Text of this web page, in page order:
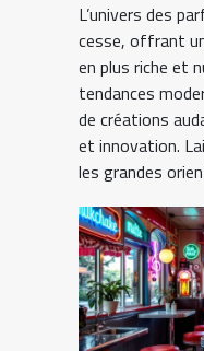
L’univers des
cesse, offrant
en plus riche et
tendances
de créations
et innovation.
les grandes